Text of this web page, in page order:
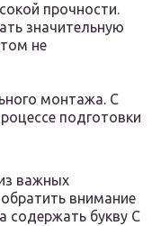
прочности.
значительную
не
монтажа. С
подготовки
важных
внимание
содержать букву C